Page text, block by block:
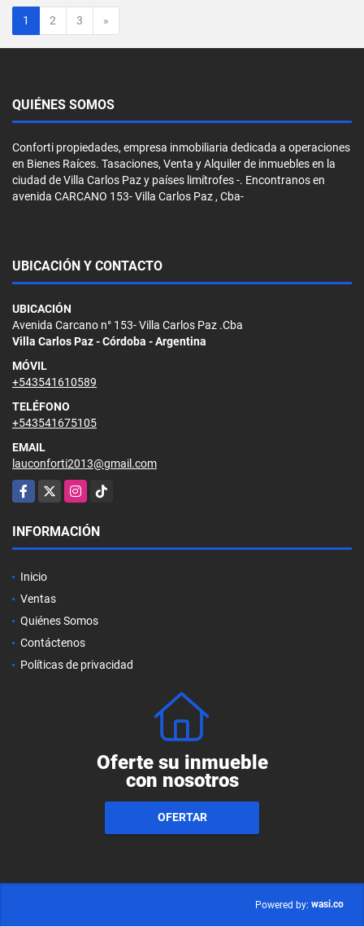
1 2 3 »
QUIÉNES SOMOS
Conforti propiedades, empresa inmobiliaria dedicada a operaciones
en Bienes Raíces. Tasaciones, Venta y Alquiler de inmuebles en la
ciudad de Villa Carlos Paz y países limítrofes -. Encontranos en
avenida CARCANO 153- Villa Carlos Paz , Cba-
UBICACIÓN Y CONTACTO
UBICACIÓN
Avenida Carcano n° 153- Villa Carlos Paz .Cba
Villa Carlos Paz - Córdoba - Argentina
MÓVIL
+543541610589
TELÉFONO
+543541675105
EMAIL
lauconforti2013@gmail.com
Facebook
X Instagram
TikTok
INFORMACIÓN
Inicio
Ventas
Quiénes Somos
Contáctenos
Políticas de privacidad
Oferte su inmueble
con nosotros
OFERTAR
Powered by: wasi.co